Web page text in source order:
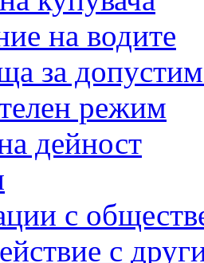
на водите
за
режим
дейност
с
с